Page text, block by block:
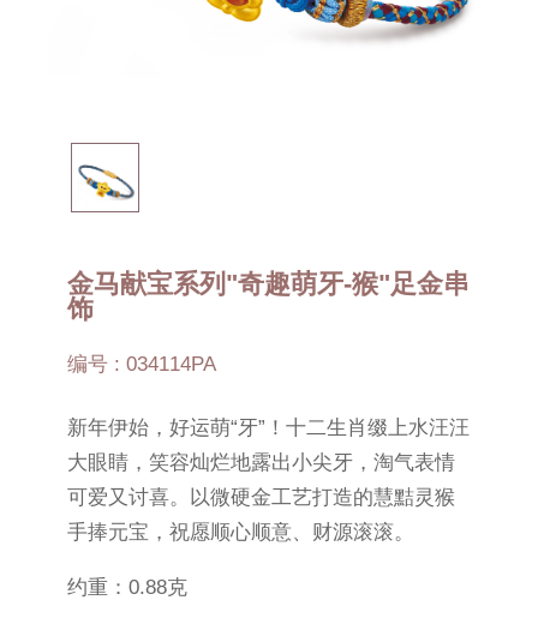
金马献宝系列"奇趣萌牙-猴"足金串
饰
编号 : 034114PA
新年伊始，好运萌“牙”！十二生肖缀上水汪汪
大眼睛，笑容灿烂地露出小尖牙，淘气表情
可爱又讨喜。以微硬金工艺打造的慧黠灵猴
手捧元宝，祝愿顺心顺意、财源滚滚。
约重：0.88克